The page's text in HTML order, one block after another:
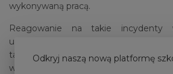
wykonywaną pracą.
Reagowanie na takie
udzielenia pierwszej pomocy i
także dokładnego zbadania
wiąże się to z wdrożeniem
szkoleń
Odkryj naszą nową platformę